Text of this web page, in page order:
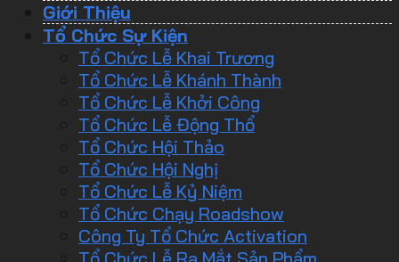
Giới Thiệu
Tổ Chức Sự Kiện
Tổ Chức Lễ Khai Trương
Tổ Chức Lễ Khánh Thành
Tổ Chức Lễ Khởi Công
Tổ Chức Lễ Động Thổ
Tổ Chức Hội Thảo
Tổ Chức Hội Nghị
Tổ Chức Lễ Kỷ Niệm
Tổ Chức Chạy Roadshow
Công Ty Tổ Chức Activation